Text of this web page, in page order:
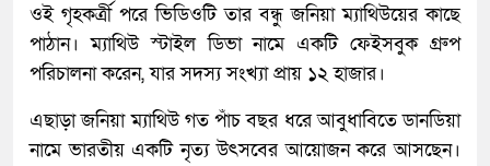
ওই গৃহকর্ত্রী পরে ভিডিওটি তার বন্ধু জনিয়া ম্যাথিউয়ের কাছে
পাঠান। ম্যাথিউ স্টাইল ডিভা নামে একটি ফেইসবুক গ্রুপ
পরিচালনা করেন, যার সদস্য সংখ্যা প্রায় ১২ হাজার।
এছাড়া জনিয়া ম্যাথিউ গত পাঁচ বছর ধরে আবুধাবিতে ডানডিয়া
নামে ভারতীয় একটি নৃত্য উৎসবের আয়োজন করে আসছেন।